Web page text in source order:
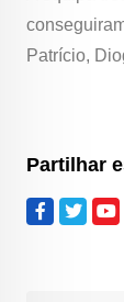
Patrício,
Partilhar